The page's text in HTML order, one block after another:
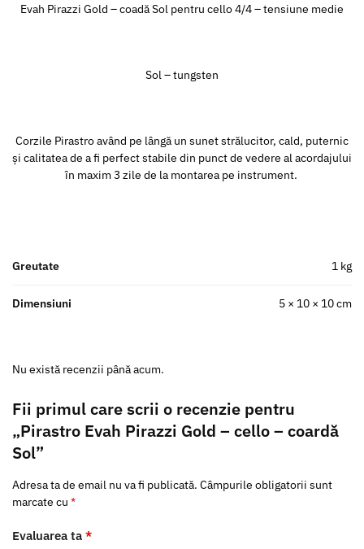
Evah Pirazzi Gold – coadă Sol pentru cello 4/4 – tensiune medie
Sol – tungsten
Corzile Pirastro având pe lângă un sunet strălucitor, cald, puternic
și calitatea de a fi perfect stabile din punct de vedere al acordajului
în maxim 3 zile de la montarea pe instrument.
Greutate 1 kg
Dimensiuni 5 × 10 × 10 cm
Nu există recenzii până acum.
Fii primul care scrii o recenzie pentru
„Pirastro Evah Pirazzi Gold – cello – coardă
Sol”
Adresa ta de email nu va fi publicată. Câmpurile obligatorii sunt
marcate cu *
Evaluarea ta *